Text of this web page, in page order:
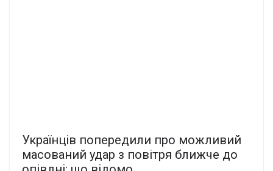
Українців попередили про можливий
масований удар з повітря ближче до